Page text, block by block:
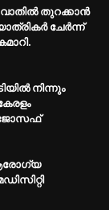
വാതില്‍ തുറക്കാന്‍
ചേര്‍ന്ന്
നിന്നും
ജോസഫ്